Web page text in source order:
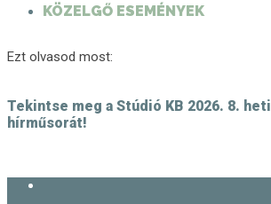
KÖZELGŐ ESEMÉNYEK
Ezt olvasod most:
Tekintse meg a Stúdió KB 2026. 8. heti
hírműsorát!